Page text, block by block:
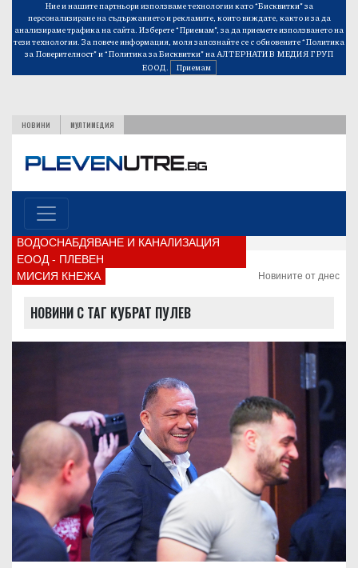
Ние и нашите партньори използваме технологии като “Бисквитки” за
персонализиране на съдържанието и рекламите, които виждате, както и за да
анализираме трафика на сайта. Изберете “Приемам”, за да приемете използването на
тези технологии. За повече информация, моля запознайте се с обновените“Политика
за Поверителност”и“Политика за Бисквитки”на АЛТЕРНАТИВ МЕДИЯ ГРУП
ЕООД.
Приемам
НОВИНИ МУЛТИМЕДИЯ
ВОДОСНАБДЯВАНЕ И КАНАЛИЗАЦИЯ
ЕООД - ПЛЕВЕН
МИСИЯ КНЕЖА
Новините от днес
НОВИНИ С ТАГ КУБРАТ ПУЛЕВ